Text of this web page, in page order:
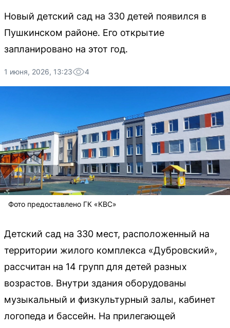
Новый детский сад на 330 детей появился в
Пушкинском районе. Его открытие
запланировано на этот год.
1 июня, 2026, 13:23 4
Фото предоставлено ГК «КВС»
Детский сад на 330 мест, расположенный на
территории жилого комплекса «Дубровский»,
рассчитан на 14 групп для детей разных
возрастов. Внутри здания оборудованы
музыкальный и физкультурный залы, кабинет
логопеда и бассейн. На прилегающей